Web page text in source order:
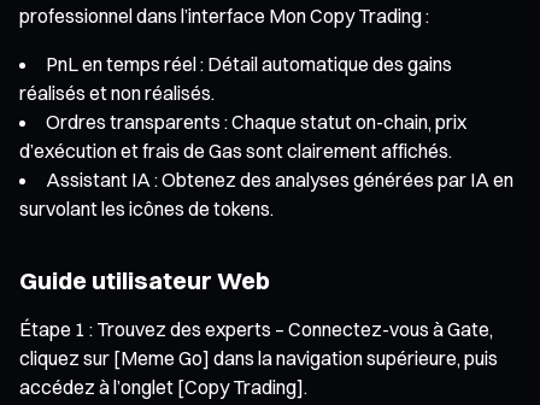
professionnel dans l’interface Mon Copy Trading :
PnL en temps réel : Détail automatique des gains
réalisés et non réalisés.
Ordres transparents : Chaque statut on-chain, prix
d’exécution et frais de Gas sont clairement affichés.
Assistant IA : Obtenez des analyses générées par IA en
survolant les icônes de tokens.
Guide utilisateur Web
Étape 1 : Trouvez des experts – Connectez-vous à Gate,
cliquez sur [Meme Go] dans la navigation supérieure, puis
accédez à l’onglet [Copy Trading].